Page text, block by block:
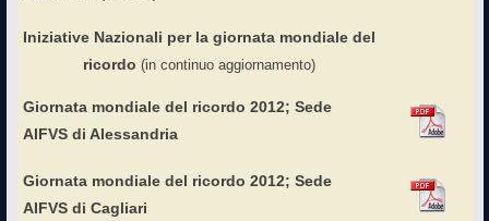
Iniziative Nazionali per la giornata mondiale del
ricordo (in continuo aggiornamento)
Giornata mondiale del ricordo 2012; Sede
AIFVS di Alessandria
Giornata mondiale del ricordo 2012; Sede
AIFVS di Cagliari